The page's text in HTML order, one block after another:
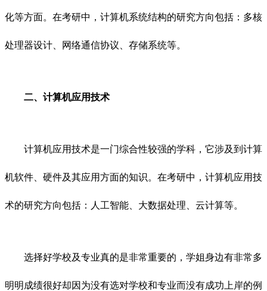
化等方面。在考研中，计算机系统结构的研究方向包括：多核
处理器设计、网络通信协议、存储系统等。
二、计算机应用技术
计算机应用技术是一门综合性较强的学科，它涉及到计算
机软件、硬件及其应用方面的知识。在考研中，计算机应用技
术的研究方向包括：人工智能、大数据处理、云计算等。
选择好学校及专业真的是非常重要的，学姐身边有非常多
明明成绩很好却因为没有选对学校和专业而没有成功上岸的例